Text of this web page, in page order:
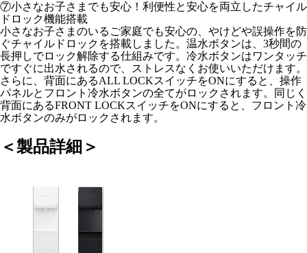
⑦小さなお子さまでも安心！利便性と安心を両立したチャイル
ドロック機能搭載
小さなお子さまのいるご家庭でも安心の、やけどや誤操作を防
ぐチャイルドロックを搭載しました。温水ボタンは、3秒間の
長押しでロック解除する仕組みです。冷水ボタンはワンタッチ
ですぐに出水されるので、ストレスなくお使いいただけます。
さらに、背面にあるALL LOCKスイッチをONにすると、操作
パネルとフロント冷水ボタンの全てがロックされます。同じく
背面にあるFRONT LOCKスイッチをONにすると、フロント冷
水ボタンのみがロックされます。
＜製品詳細＞